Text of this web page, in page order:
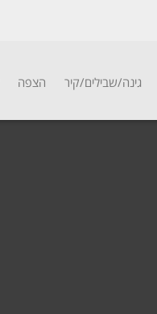
גינה/שבילים/קיר הצפה